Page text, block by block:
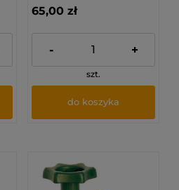
65,00 zł
- +
szt.
do koszyka